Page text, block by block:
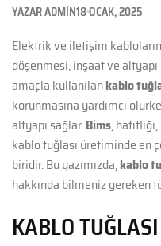
YAZARADMIN18 OCAK, 2025
Elektrik ve iletişim
döşenmesi, inşaat ve
amaçla kullanılankablo
korunmasına yardımcı
altyapı sağlar.Bims, hafifliği,
kablo tuğlası üretiminde en
biridir. Bu yazımızda,kablo
hakkında bilmeniz gereken
KABLO